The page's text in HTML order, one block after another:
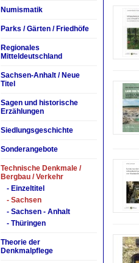
Numismatik
Parks / Gärten / Friedhöfe
Regionales
Mitteldeutschland
Sachsen-Anhalt / Neue
Titel
Sagen und historische
Erzählungen
Siedlungsgeschichte
Sonderangebote
Technische Denkmale /
Bergbau / Verkehr
- Einzeltitel
- Sachsen
- Sachsen - Anhalt
- Thüringen
Theorie der
Denkmalpflege